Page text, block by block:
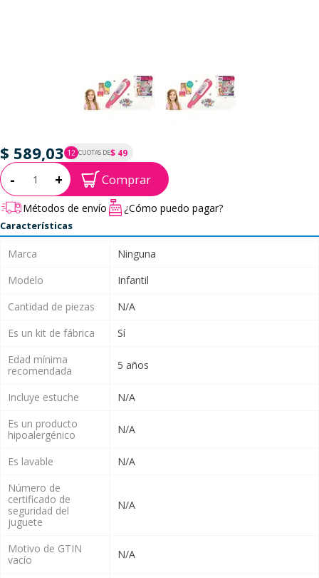
$ 589,03 12 CUOTAS DE$ 49
P.T.F. $ 589
Cantidad:
- + Comprar
Métodos de envío ¿Cómo puedo pagar?
Características
Marca
Ninguna
Modelo
Infantil
Cantidad de piezas
N/A
Es un kit de fábrica
Sí
Edad mínima
recomendada
5 años
Incluye estuche
N/A
Es un producto
hipoalergénico
N/A
Es lavable
N/A
Número de
certificado de
seguridad del
juguete
N/A
Motivo de GTIN
vacío
N/A